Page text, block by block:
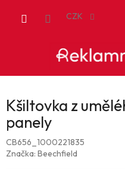
CZK
Kšiltovka z
panely
CB656_1000221835
Značka: Beechfield